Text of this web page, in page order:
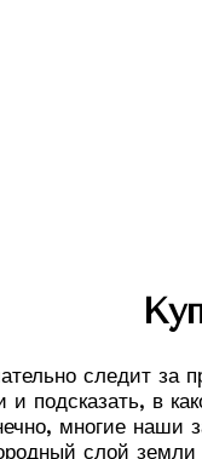
следит за
подсказать, в
многие наши
слой земли